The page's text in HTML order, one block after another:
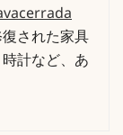
された家具
計など、あ